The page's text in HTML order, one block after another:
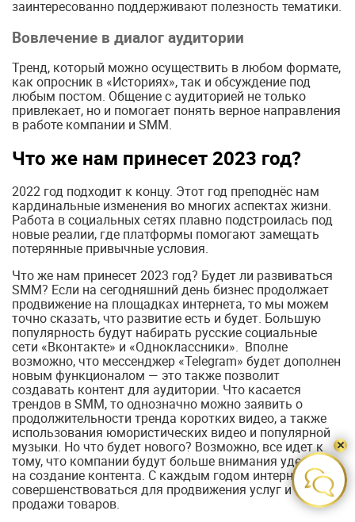
заинтересованно поддерживают полезность тематики.
Вовлечение в диалог аудитории
Тренд, который можно осуществить в любом формате,
как опросник в «Историях», так и обсуждение под
любым постом. Общение с аудиторией не только
привлекает, но и помогает понять верное направления
в работе компании и SMM.
Что же нам принесет 2023 год?
2022 год подходит к концу. Этот год преподнёс нам
кардинальные изменения во многих аспектах жизни.
Работа в социальных сетях плавно подстроилась под
новые реалии, где платформы помогают замещать
потерянные привычные условия.
Что же нам принесет 2023 год? Будет ли развиваться
SMM? Если на сегодняшний день бизнес продолжает
продвижение на площадках интернета, то мы можем
точно сказать, что развитие есть и будет. Большую
популярность будут набирать русские социальные
сети «Вконтакте» и «Одноклассники». Вполне
возможно, что мессенджер «Telegram» будет дополнен
новым функционалом — это также позволит
создавать контент для аудитории. Что касается
трендов в SMM, то однозначно можно заявить о
продолжительности тренда коротких видео, а также
использования юмористических видео и популярной
музыки. Но что будет нового? Возможно, все идет к
тому, что компании будут больше внимания уделать
на создание контента. С каждым годом интернет будет
совершенствоваться для продвижения услуг и
продажи товаров.